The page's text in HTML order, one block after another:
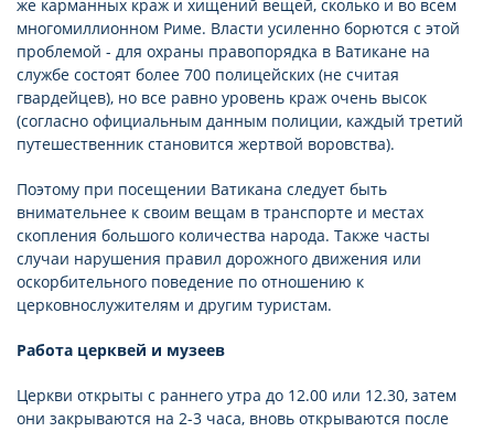
же карманных краж и хищений вещей, сколько и во всем
многомиллионном Риме. Власти усиленно борются с этой
проблемой - для охраны правопорядка в Ватикане на
службе состоят более 700 полицейских (не считая
гвардейцев), но все равно уровень краж очень высок
(согласно официальным данным полиции, каждый третий
путешественник становится жертвой воровства).
Поэтому при посещении Ватикана следует быть
внимательнее к своим вещам в транспорте и местах
скопления большого количества народа. Также часты
случаи нарушения правил дорожного движения или
оскорбительного поведение по отношению к
церковнослужителям и другим туристам.
Работа церквей и музеев
Церкви открыты с раннего утра до 12.00 или 12.30, затем
они закрываются на 2-3 часа, вновь открываются после